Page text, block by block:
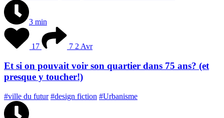
3 min
17 7 2 Avr
Et si on pouvait voir son quartier dans 75 ans? (et
presque y toucher!)
#ville du futur #design fiction #Urbanisme